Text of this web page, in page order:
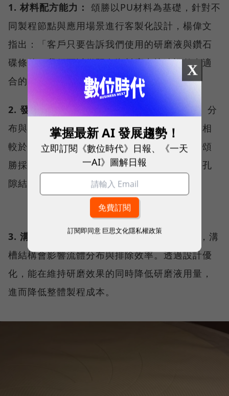
1. 材料配方能力： 頌勝以PU材料為基礎，針對不
同製程節點與應用場景進行客製化設計，楊偉文
指出：「客戶只要告訴我們使用的研磨液與鑽石
碟條件，我們可以從既有資料庫中快速調整出適
合的配方。」
2. 發泡與製程技術： 研磨墊內部孔洞的大小、分
布與均勻性，會直接影響研磨效率與穩定性；相
較於部分競爭對手採用先發泡再切片的方式，頌
勝採用單片成形的發泡製程，並透過氣體控制孔
隙結構。
3. 溝槽設計：CMP過程中需持續供應研磨液，溝
槽結構會影響流體分布與排除效率。透過設計優
化，能在維持研磨效果的同時降低研磨液用量，
進而降低整體製程成本。
X
掌握最新 AI 發展趨勢！
立即訂閱《數位時代》日報、《一天
一AI》圖解日報
訂閱即同意 巨思文化隱私權政策